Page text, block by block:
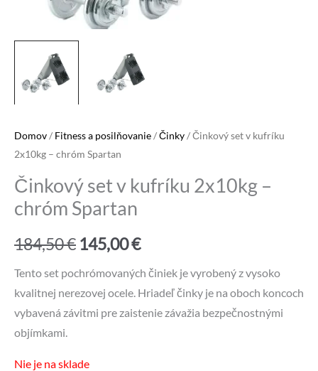
Domov/ Fitness a posilňovanie/Činky/ Činkový set v kufríku
2x10kg – chróm Spartan
Činkový set v kufríku 2x10kg –
chróm Spartan
184,50€ Pôvodná
cena
bola:
145,00€Aktuálna
cena
je:
Tento set pochrómovaných činiek je vyrobený z vysoko
kvalitnej nerezovej ocele. Hriadeľ činky je na oboch koncoch
vybavená závitmi pre zaistenie závažia bezpečnostnými
objímkami.
Nie je na sklade